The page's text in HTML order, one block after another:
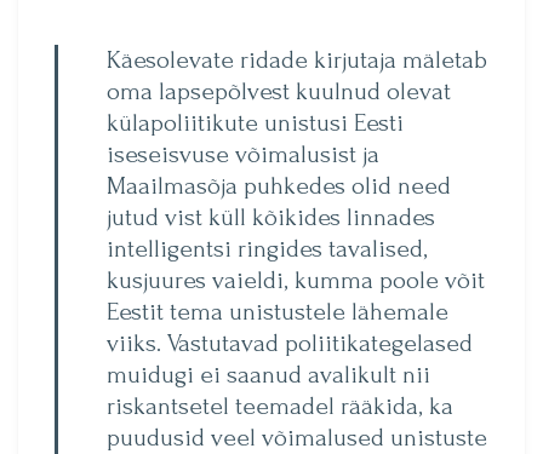
Käesolevate ridade kirjutaja mäletab
oma lapsepõlvest kuulnud olevat
külapoliitikute unistusi Eesti
iseseisvuse võimalusist ja
Maailmasõja puhkedes olid need
jutud vist küll kõikides linnades
intelligentsi ringides tavalised,
kusjuures vaieldi, kumma poole võit
Eestit tema unistustele lähemale
viiks. Vastutavad poliitikategelased
muidugi ei saanud avalikult nii
riskantsetel teemadel rääkida, ka
puudusid veel võimalused unistuste